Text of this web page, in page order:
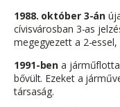
1988. október 3-án
cívisvárosban 3-as
megegyezett a 2-
1991-ben a járműflotta
bővült. Ezeket a
társaság.